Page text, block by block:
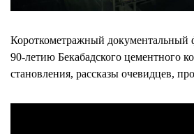
Короткометражный
90-летию Бекабадского цементного
становления, рассказы очевидцев,